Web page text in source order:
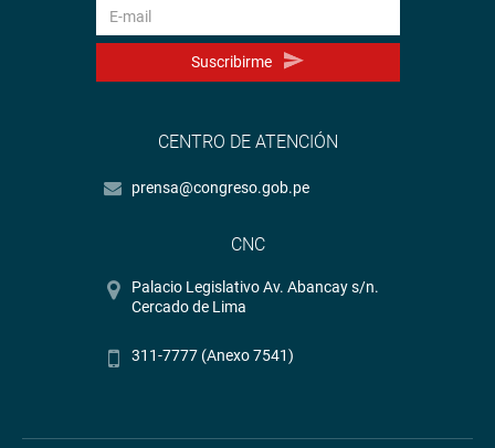
Suscribirme
CENTRO DE ATENCIÓN
prensa@congreso.gob.pe
CNC
Palacio Legislativo Av. Abancay s/n.
Cercado de Lima
311-7777 (Anexo 7541)